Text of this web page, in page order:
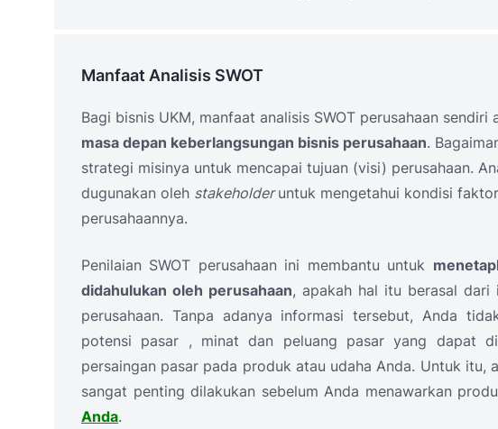
Manfaat Analisis SWOT
Bagi bisnis UKM, manfaat analisis SWOT perusahaan sendiri
masa depan keberlangsungan bisnis perusahaan.
strategi misinya untuk mencapai tujuan (visi) perusahaan.
dugunakan oleh stakeholderuntuk mengetahui kondisi
perusahaannya.
Penilaian SWOT perusahaan ini membantu untuk
didahulukan oleh perusahaan, apakah hal itu berasal
perusahaan. Tanpa adanya informasi tersebut, Anda
potensi pasar , minat dan peluang pasar yang dapat
persaingan pasar pada produk atau udaha Anda. Untuk itu,
sangat penting dilakukan sebelum Anda menawarkan
Anda.